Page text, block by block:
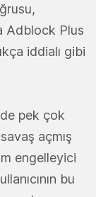
Adblock Plus
iddialı gibi
pek çok
açmış
engelleyici
bu